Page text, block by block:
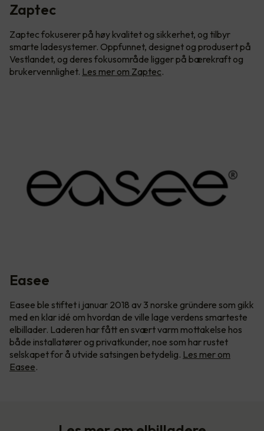
Zaptec
Zaptec fokuserer på høy kvalitet og sikkerhet, og tilbyr
smarte ladesystemer. Oppfunnet, designet og produsert på
Vestlandet, og deres fokusområde ligger på bærekraft og
brukervennlighet. Les mer om Zaptec.
Easee
Easee ble stiftet i januar 2018 av 3 norske gründere som gikk
med en klar idé om hvordan de ville lage verdens smarteste
elbillader. Laderen har fått en svært varm mottakelse hos
både installatører og privatkunder, noe som har rustet
selskapet for å utvide satsingen betydelig. Les mer om
Easee.